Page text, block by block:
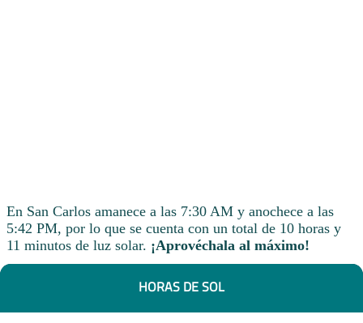
En San Carlos amanece a las 7:30 AM y anochece a las
5:42 PM, por lo que se cuenta con un total de 10 horas y
11 minutos de luz solar. ¡Aprovéchala al máximo!
HORAS DE SOL